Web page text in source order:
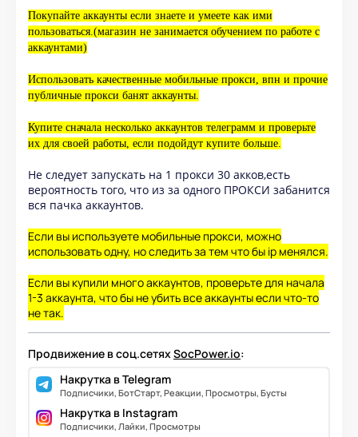
Покупайте аккаунты если знаете и умеете как ими
пользоваться.(магазин не занимается обучением по работе с
аккаунтами)
Использовать качественные мобильные прокси, впн и прочие
публичные прокси банят аккаунты.
Купите сначала несколько аккаунтов телеграмм и проверьте
их для своей работы, если подойдут купите больше.
Не следует запускать на 1 прокси 30 акков,есть
вероятность того, что из за одного ПРОКСИ забанится
вся пачка аккаунтов.
Если вы используете мобильные прокси, можно
использовать одну, но следить за тем что бы ip менялся.
Если вы купили много аккаунтов, проверьте для начала
1-3 аккаунта, что бы не убить все аккаунты если что-то
не так.
Продвижение в соц.сетяхSocPower.io:
Накрутка в Telegram
Подписчики, БотСтарт, Реакции, Просмотры, Бусты
Накрутка в Instagram
Подписчики, Лайки, Просмотры